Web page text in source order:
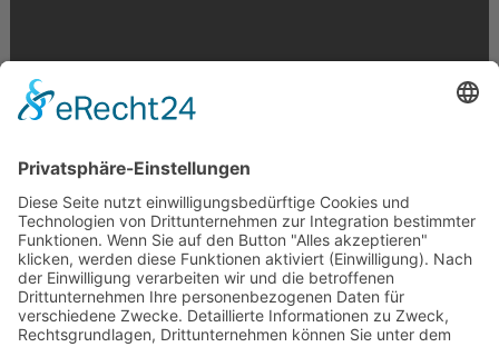
Krahnstr. 17/18 | 49074 Osnabrück